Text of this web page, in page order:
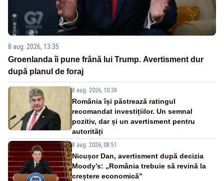
8 aug. 2026, 13:35
Groenlanda îi pune frână lui Trump. Avertisment dur
după planul de foraj
8 aug. 2026, 10:38
România își păstrează ratingul
recomandat investițiilor. Un semnal
pozitiv, dar și un avertisment pentru
autorități
8 aug. 2026, 08:51
Nicușor Dan, avertisment după decizia
Moody’s: „România trebuie să revină la
creștere economică”